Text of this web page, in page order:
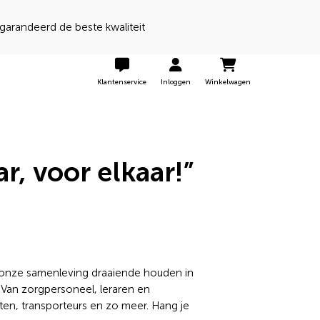
Klantenservice Inloggen Winkelwagen
voor elkaar!”
samenleving draaiende houden in
zorgpersoneel, leraren en
transporteurs en zo meer. Hang je